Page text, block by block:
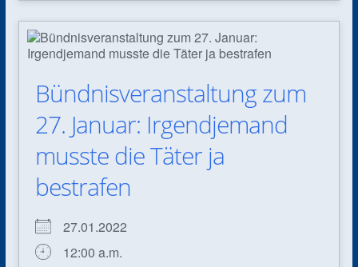
Bündnisveranstaltung zum
27. Januar: Irgendjemand
musste die Täter ja
bestrafen
27.01.2022
12:00 a.m.